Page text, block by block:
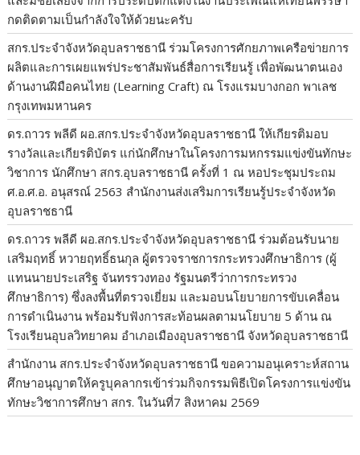
กดติดตามเป็นกำลังใจให้ด้วยนะครับ
สกร.ประจำจังหวัดอุบลราชธานี ร่วมโครงการศักยภาพเครือข่ายการ
ผลิตและการเผยแพร่ประชาสัมพันธ์สื่อการเรียนรู้ เพื่อพัฒนาตนเอง
ด้านงานฝีมือคนไทย (Learning Craft) ณ โรงแรมบางกอก พาเลช
กรุงเทพมหานคร
ดร.ถาวร พลีดี ผอ.สกร.ประจำจังหวัดอุบลราชธานี ให้เกียรติมอบ
รางวัลและเกียรติบัตร แก่นักศึกษาในโครงการมหกรรมแข่งขันทักษะ
วิชาการ นักศึกษา สกร.อุบลราชธานี ครั้งที่ 1 ณ หอประชุมประถม
ศ.อ.ศ.อ. อนุสรณ์ 2563 สำนักงานส่งเสริมการเรียนรู้ประจำจังหวัด
อุบลราชธานี
ดร.ถาวร พลีดี ผอ.สกร.ประจำจังหวัดอุบลราชธานี ร่วมต้อนรับนาย
เสริมฤทธิ์ หวายฤทธิ์ธนกุล ผู้ตรวจราชการกระทรวงศึกษาธิการ (ผู้
แทนนายประเสริฐ จันทรรวงทอง รัฐมนตรีว่าการกระทรวง
ศึกษาธิการ) ซึ่งลงพื้นที่ตรวจเยี่ยม และมอบนโยบายการขับเคลื่อน
การดำเนินงาน พร้อมรับฟังการสะท้อนผลตามนโยบาย 5 ด้าน ณ
โรงเรียนอุบลวิทยาคม อำเภอเมืองอุบลราชธานี จังหวัดอุบลราชธานี
สำนักงาน สกร.ประจำจังหวัดอุบลราชธานี ขอความอนุเคราะห์สถาน
ศึกษาอนุญาตให้ครูบุคลากรเข้าร่วมกิจกรรมพิธีเปิดโครงการแข่งขัน
ทักษะวิชาการศึกษา สกร. ในวันที่7 สิงหาคม 2569